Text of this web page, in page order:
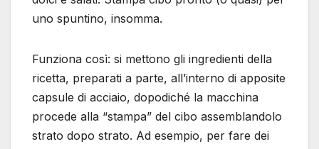
uno spuntino, insomma.
Funziona così: si mettono gli ingredienti della
ricetta, preparati a parte, all’interno di apposite
capsule di acciaio, dopodiché la macchina
procede alla “stampa” del cibo assemblandolo
strato dopo strato. Ad esempio, per fare dei